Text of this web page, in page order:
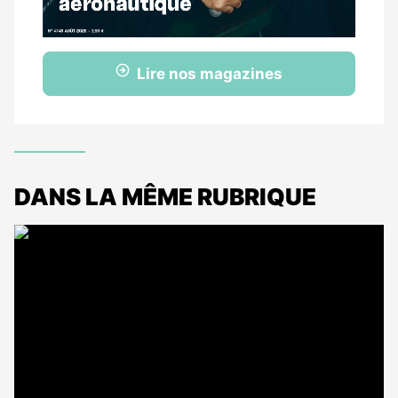
Lire nos magazines
DANS LA MÊME RUBRIQUE